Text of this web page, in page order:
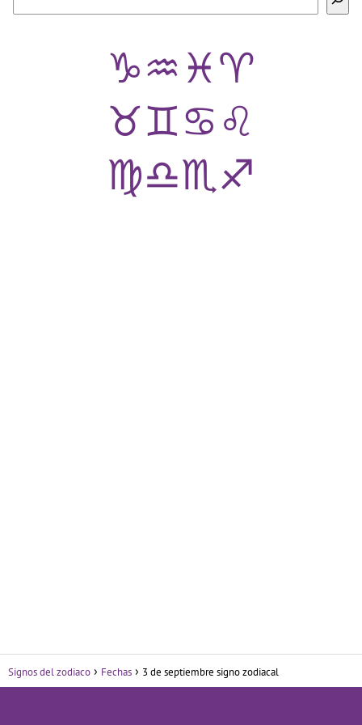
♑♒♓♈
♉♊♋♌
♍♎♏♐
Signos del zodiaco Fechas 3 de septiembre signo zodiacal